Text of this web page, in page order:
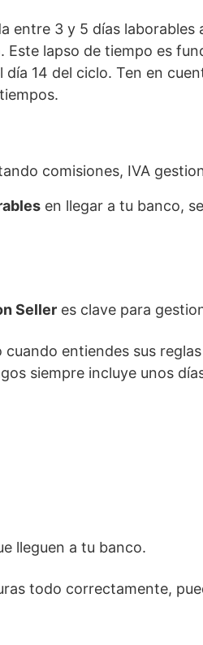
entre 3 y 5 días
lapso de tiempo es
14 del ciclo. Ten en
comisiones, IVA
en llegar a tu banco,
Seller es clave para
entiendes sus
siempre incluye unos
lleguen a tu banco.
todo correctamente,